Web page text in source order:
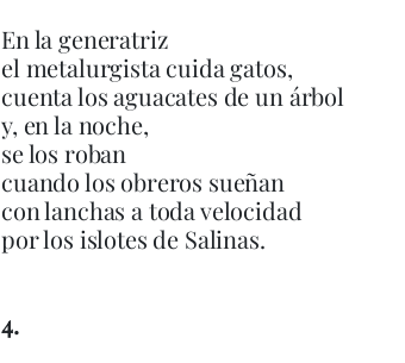
En la generatriz
el metalurgista cuida gatos,
cuenta los aguacates de un árbol
y, en la noche,
se los roban
cuando los obreros sueñan
con lanchas a toda velocidad
por los islotes de Salinas.
4.